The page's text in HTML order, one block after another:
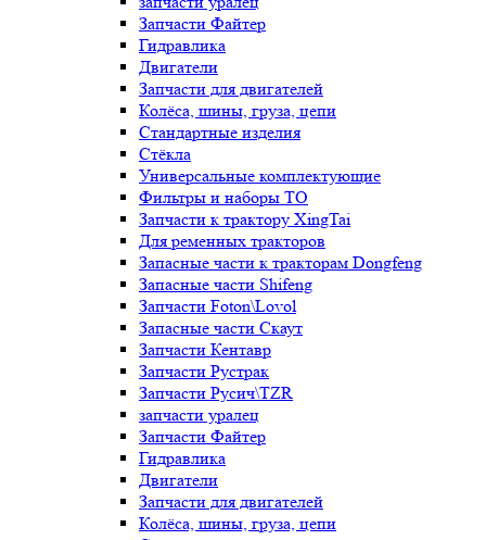
Запчасти Файтер
Гидравлика
Двигатели
Запчасти для двигателей
Колёса, шины, груза, цепи
Стандартные изделия
Стёкла
Универсальные комплектующие
Фильтры и наборы ТО
Запчасти к трактору XingTai
Для ременных тракторов
Запасные части к тракторам Dongfeng
Запасные части Shifeng
Запчасти Foton\Lovol
Запасные части Скаут
Запчасти Кентавр
Запчасти Рустрак
Запчасти Русич\TZR
запчасти уралец
Запчасти Файтер
Гидравлика
Двигатели
Запчасти для двигателей
Колёса, шины, груза, цепи